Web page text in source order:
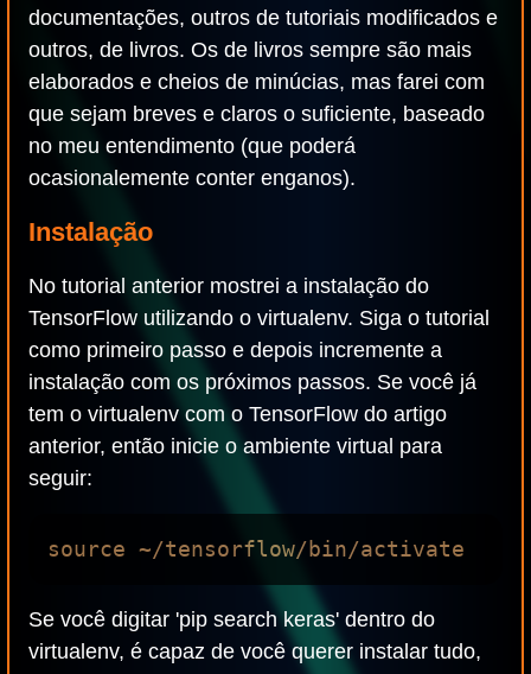
documentações, outros de tutoriais modificados e
outros, de livros. Os de livros sempre são mais
elaborados e cheios de minúcias, mas farei com
que sejam breves e claros o suficiente, baseado
no meu entendimento (que poderá
ocasionalemente conter enganos).
Instalação
No tutorial anterior mostrei a instalação do
TensorFlow utilizando o virtualenv. Siga o tutorial
como primeiro passo e depois incremente a
instalação com os próximos passos. Se você já
tem o virtualenv com o TensorFlow do artigo
anterior, então inicie o ambiente virtual para
seguir:
Se você digitar 'pip search keras' dentro do
virtualenv, é capaz de você querer instalar tudo,